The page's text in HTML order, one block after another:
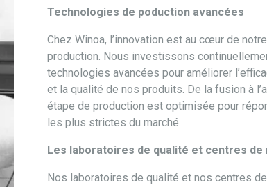
Technologies de poduction avancées
Chez Winoa, l’innovation est au cœur de
production. Nous investissons
technologies avancées pour améliorer
et la qualité de nos produits. De la fusion à
étape de production est optimisée pour
les plus strictes du marché.
Les laboratoires de qualité et centres de
Nos laboratoires de qualité et nos centres